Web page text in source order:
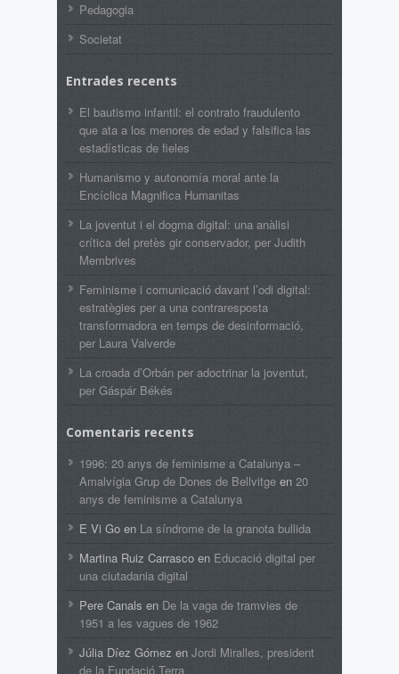
Pedagogia
Societat
Entrades recents
El bautismo infantil: el contrato fraudulento
que ata a los menores de edad y falsifica las
estadísticas de fieles
Humanismo y autonomía moral ante la
Encíclica Magnifica Humanitas
La joventut i el dogma digital: una anàlisi
crítica del pretès gir conservador, per Judith
Membrives
Feminisme i comunicació davant l’odi digital:
estratègies per a una contraresposta
transformadora en temps de desinformació,
per Laura Valverde
La croada d’Orbán per adoctrinar la joventut,
per Gáspár Békés
Comentaris recents
1996: 20 anys de feminisme a Catalunya –
Amalvígia Grup de Dones de Bellvitge en 20
anys de feminisme a Catalunya
E Vi Go en La síndrome de la granota bullida
Martina Ruiz Carrasco en Educació digital per
una ciutadania digital
Pere Canals en De la vaga de tramvies de
1951 a les vagues de 1962
Júlia Díez Gómez en Jordi Miralles, president
de la Fundació Terra